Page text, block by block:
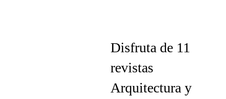
Disfruta de 11
revistas
Arquitectura y